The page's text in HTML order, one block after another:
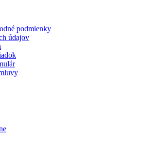
podmienky
údajov